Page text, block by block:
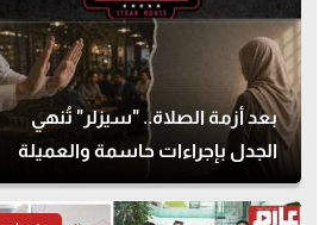
بعد أزمة الصلاة.. "سيزلر" تُنهي
الجدل بإجراءات حاسمة والعميلة
تحذف المنشور